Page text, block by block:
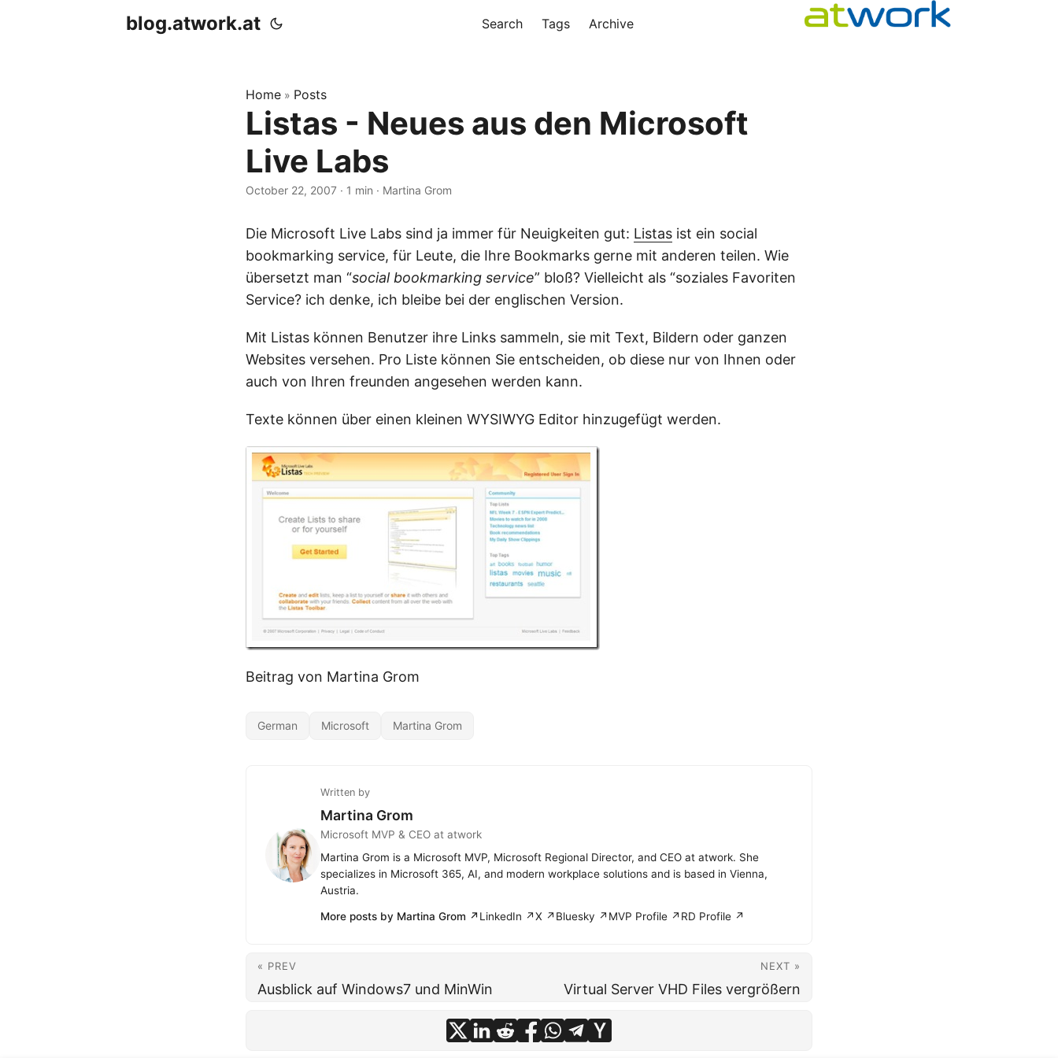
blog.atwork.at Search Tags Archive
Home » Posts
Listas - Neues aus den Microsoft
Live Labs
October 22, 2007 · 1 min · Martina Grom
Die Microsoft Live Labs sind ja immer für Neuigkeiten gut: Listas ist ein social
bookmarking service, für Leute, die Ihre Bookmarks gerne mit anderen teilen. Wie
übersetzt man “social bookmarking service” bloß? Vielleicht als “soziales Favoriten
Service? ich denke, ich bleibe bei der englischen Version.
Mit Listas können Benutzer ihre Links sammeln, sie mit Text, Bildern oder ganzen
Websites versehen. Pro Liste können Sie entscheiden, ob diese nur von Ihnen oder
auch von Ihren freunden angesehen werden kann.
Texte können über einen kleinen WYSIWYG Editor hinzugefügt werden.
Beitrag von Martina Grom
German Microsoft Martina Grom
Written by
Martina Grom
Microsoft MVP & CEO at atwork
Martina Grom is a Microsoft MVP, Microsoft Regional Director, and CEO at atwork. She
specializes in Microsoft 365, AI, and modern workplace solutions and is based in Vienna,
Austria.
More posts by Martina Grom ↗LinkedIn ↗X ↗ Bluesky ↗ MVP Profile ↗ RD Profile ↗
« PREV
Ausblick auf Windows7 und MinWin
NEXT »
Virtual Server VHD Files vergrößern